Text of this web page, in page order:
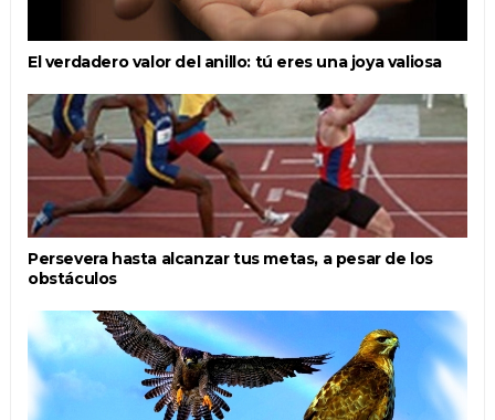
El verdadero valor del anillo: tú eres una joya valiosa
Persevera hasta alcanzar tus metas, a pesar de los
obstáculos